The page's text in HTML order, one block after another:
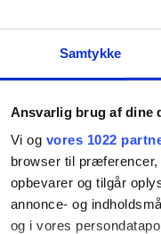
Samtykke
Ansvarlig brug af dine
Vi og vores 1022
browser til
opbevarer og tilgår
annonce- og
og i vores
Morgenmad
med
Hammersø.